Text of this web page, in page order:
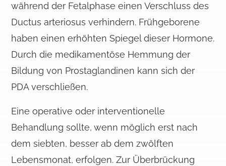
während der Fetalphase einen Verschluss des
Ductus arteriosus verhindern. Frühgeborene
haben einen erhöhten Spiegel dieser Hormone.
Durch die medikamentöse Hemmung der
Bildung von Prostaglandinen kann sich der
PDA verschließen.
Eine operative oder interventionelle
Behandlung sollte, wenn möglich erst nach
dem siebten, besser ab dem zwölften
Lebensmonat, erfolgen. Zur Überbrückung